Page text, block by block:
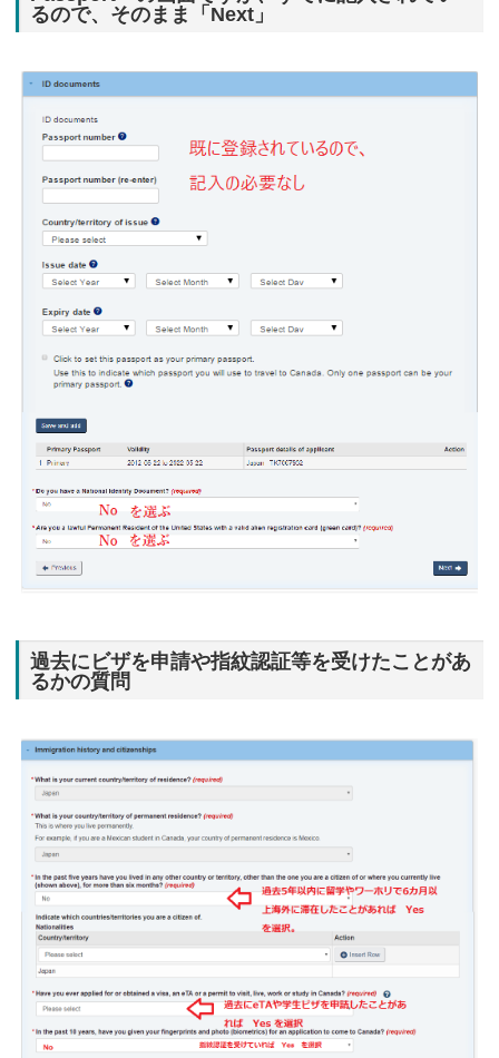
るので、そのまま「Next」
過去にビザを申請や指紋認証等を受けたことがあ
るかの質問